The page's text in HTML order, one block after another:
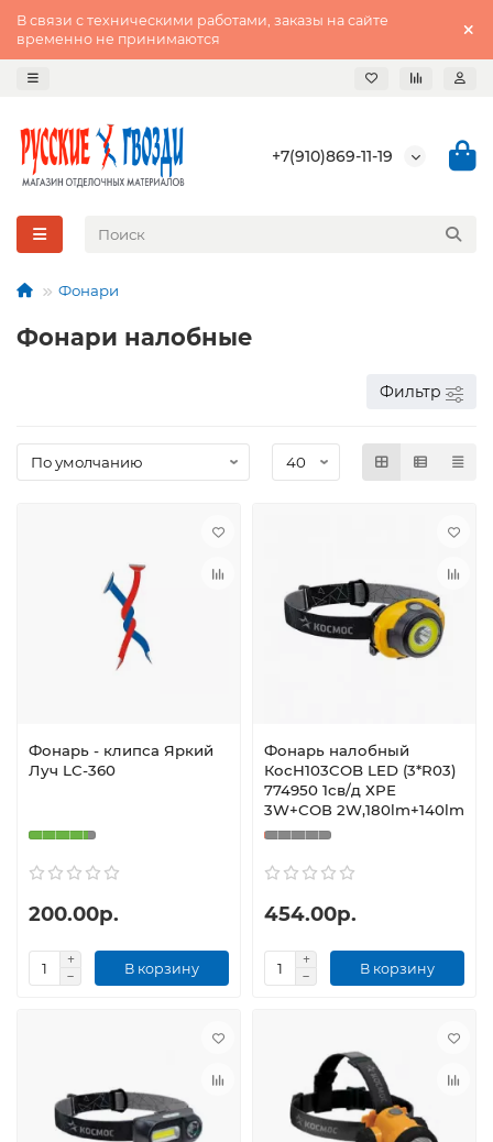
В связи с техническими работами, заказы на сайте
временно не принимаются
+7(910)869-11-19
Фонари
Фонари налобные
Фильтр
Фонарь - клипса Яркий
Луч LC-360
200.00р.
В корзину
Фонарь налобный
КосH103COB LED (3*R03)
774950 1св/д ХРЕ
3W+СОВ 2W,180lm+140lm
454.00р.
В корзину